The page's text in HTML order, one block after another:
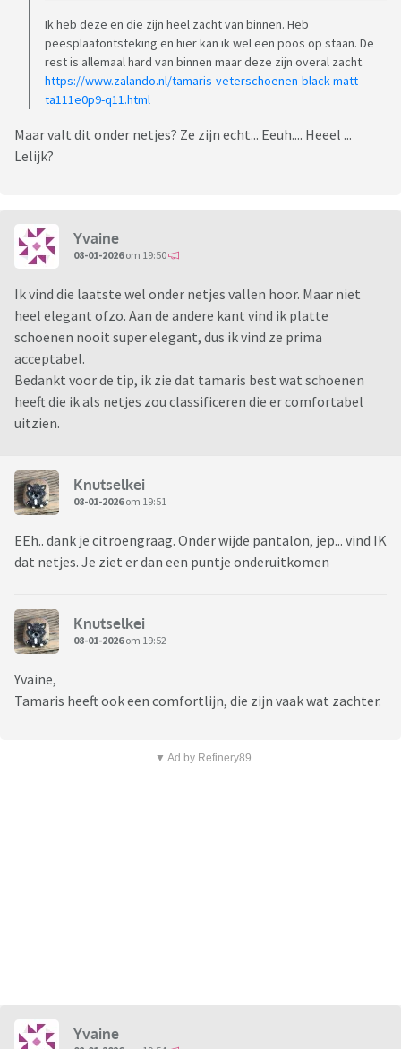
Ik heb deze en die zijn heel zacht van binnen. Heb
peesplaatontsteking en hier kan ik wel een poos op staan. De
rest is allemaal hard van binnen maar deze zijn overal zacht.
https://www.zalando.nl/tamaris-veterschoenen-black-matt-
ta111e0p9-q11.html
Maar valt dit onder netjes? Ze zijn echt... Eeuh.... Heeel ...
Lelijk?
Yvaine
08-01-2026om 19:50
Ik vind die laatste wel onder netjes vallen hoor. Maar niet
heel elegant ofzo. Aan de andere kant vind ik platte
schoenen nooit super elegant, dus ik vind ze prima
acceptabel.
Bedankt voor de tip, ik zie dat tamaris best wat schoenen
heeft die ik als netjes zou classificeren die er comfortabel
uitzien.
Knutselkei
08-01-2026om 19:51
EEh.. dank je citroengraag. Onder wijde pantalon, jep... vind IK
dat netjes. Je ziet er dan een puntje onderuitkomen
Knutselkei
08-01-2026om 19:52
Yvaine,
Tamaris heeft ook een comfortlijn, die zijn vaak wat zachter.
▼ Ad by Refinery89
Yvaine